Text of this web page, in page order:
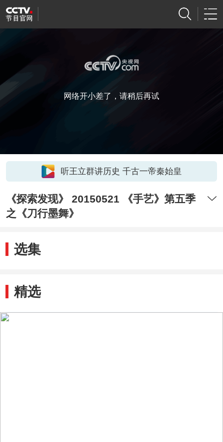
网络开小差了，请稍后再试
听王立群讲历史 千古一帝秦始皇
《探索发现》 20150521 《手艺》第五季
之《刀行墨舞》
选集
精选